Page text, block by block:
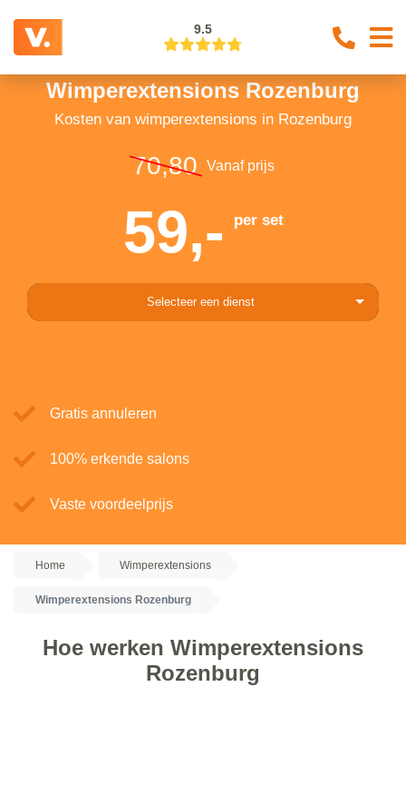
9.5
Wimperextensions Rozenburg
Kosten van wimperextensions in Rozenburg
70,80 Vanaf prijs
59,- per set
Selecteer een dienst
Gratis annuleren
100% erkende salons
Vaste voordeelprijs
Home Wimperextensions
Wimperextensions Rozenburg
Hoe werken Wimperextensions
Rozenburg